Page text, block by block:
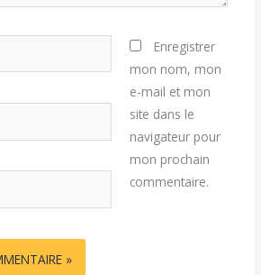
Enregistrer
mon nom, mon
e-mail et mon
site dans le
navigateur pour
mon prochain
commentaire.